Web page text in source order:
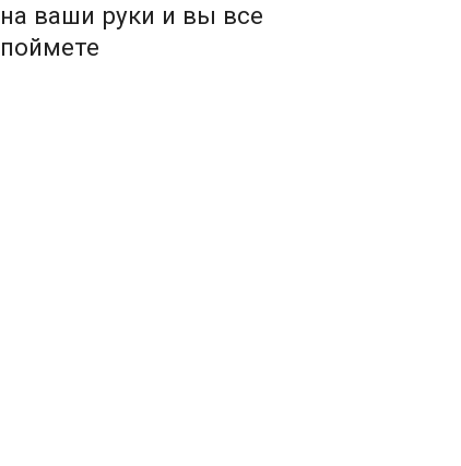
на ваши руки и вы все
поймете